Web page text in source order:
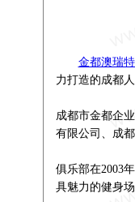
金都澳瑞
力打造的成都
成都市金都企
有限公司、成
俱乐部在2003
具魅力的健身